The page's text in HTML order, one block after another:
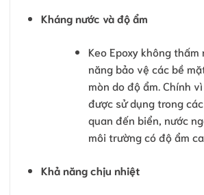
Kháng nước và độ ẩm
Keo Epoxy không thấm
năng bảo vệ các bề
mòn do độ ẩm. Chính
được sử dụng trong
quan đến biển, nước
môi trường có độ ẩm
Khả năng chịu nhiệt